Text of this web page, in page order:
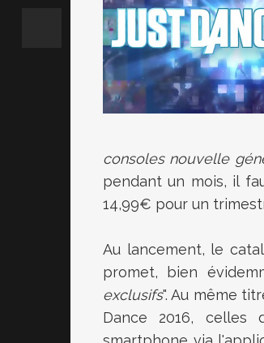
consoles nouvelle
pendant un mois, il
14,99€ pour un
Au lancement, le
promet, bien
exclusifs". Au même
Dance 2016, celles